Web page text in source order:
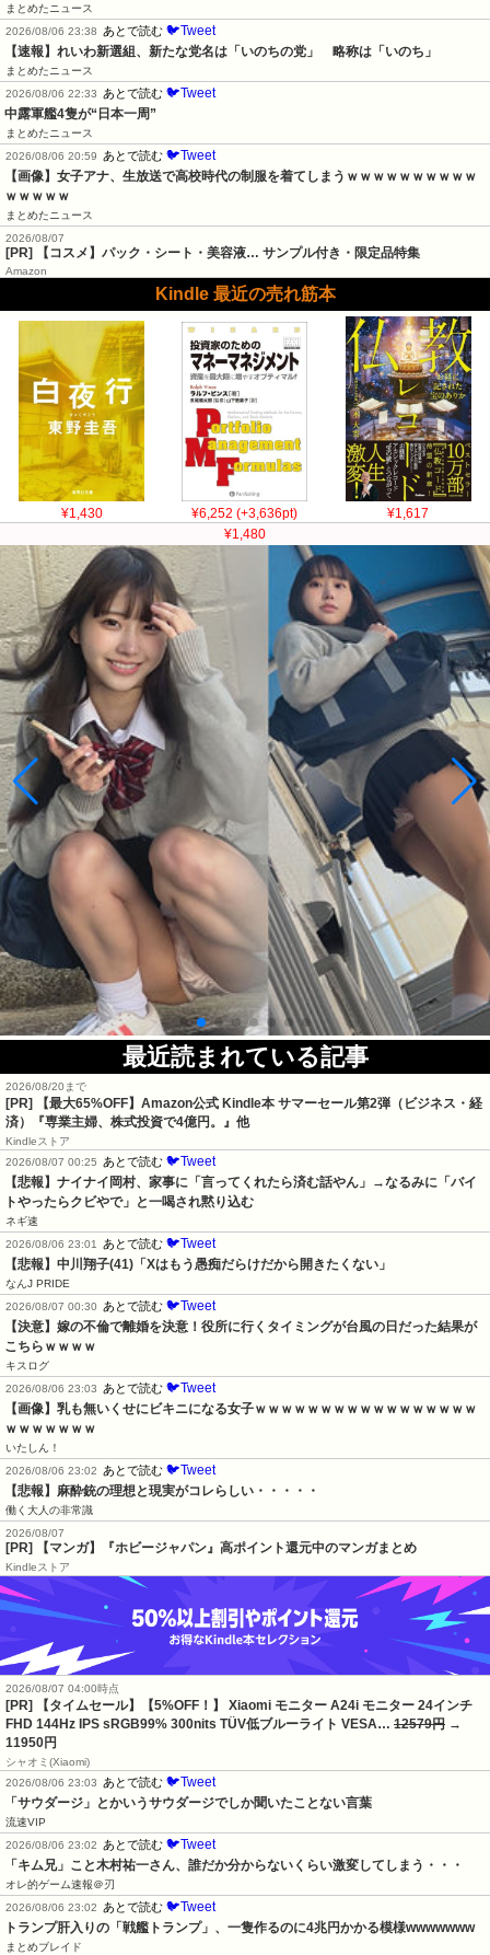
まとめたニュース
2026/08/06 23:38
あとで読む 🐦Tweet
【速報】れいわ新選組、新たな党名は「いのちの党」　略称は「いのち」
まとめたニュース
2026/08/06 22:33
あとで読む 🐦Tweet
中露軍艦4隻が“日本一周”
まとめたニュース
2026/08/06 20:59
あとで読む 🐦Tweet
【画像】女子アナ、生放送で高校時代の制服を着てしまうｗｗｗｗｗｗｗｗｗｗ
ｗｗｗｗｗ
まとめたニュース
2026/08/07
[PR] 【コスメ】パック・シート・美容液… サンプル付き・限定品特集
Amazon
Kindle 最近の売れ筋本
¥1,430 ¥6,252 (+3,636pt)
¥1,617
¥1,480
最近読まれている記事
2026/08/20まで
[PR]
【最大65%OFF】Amazon公式 Kindle本 サマーセール第2弾（ビジネス・経
済）『専業主婦、株式投資で4億円。』他
Kindleストア
2026/08/07 00:25
あとで読む 🐦Tweet
【悲報】ナイナイ岡村、家事に「言ってくれたら済む話やん」→なるみに「バイ
トやったらクビやで」と一喝され黙り込む
ネギ速
2026/08/06 23:01
あとで読む 🐦Tweet
【悲報】中川翔子(41)「Xはもう愚痴だらけだから開きたくない」
なんJ PRIDE
2026/08/07 00:30
あとで読む 🐦Tweet
【決意】嫁の不倫で離婚を決意！役所に行くタイミングが台風の日だった結果が
こちらｗｗｗｗ
キスログ
2026/08/06 23:03
あとで読む 🐦Tweet
【画像】乳も無いくせにビキニになる女子ｗｗｗｗｗｗｗｗｗｗｗｗｗｗｗｗｗ
ｗｗｗｗｗｗｗ
いたしん！
2026/08/06 23:02
あとで読む 🐦Tweet
【悲報】麻酔銃の理想と現実がコレらしい・・・・・
働く大人の非常識
2026/08/07
[PR] 【マンガ】『ホビージャパン』高ポイント還元中のマンガまとめ
Kindleストア
2026/08/07 04:00時点
[PR] 【タイムセール】【5%OFF！】 Xiaomi モニター A24i モニター 24インチ
FHD 144Hz IPS sRGB99% 300nits TÜV低ブルーライト VESA… 12579円 →
11950円
シャオミ(Xiaomi)
2026/08/06 23:03
あとで読む 🐦Tweet
「サウダージ」とかいうサウダージでしか聞いたことない言葉
流速VIP
2026/08/06 23:02
あとで読む 🐦Tweet
「キム兄」こと木村祐一さん、誰だか分からないくらい激変してしまう・・・
オレ的ゲーム速報＠刃
2026/08/06 23:02
あとで読む 🐦Tweet
トランプ肝入りの「戦艦トランプ」、一隻作るのに4兆円かかる模様wwwwwww
まとめブレイド